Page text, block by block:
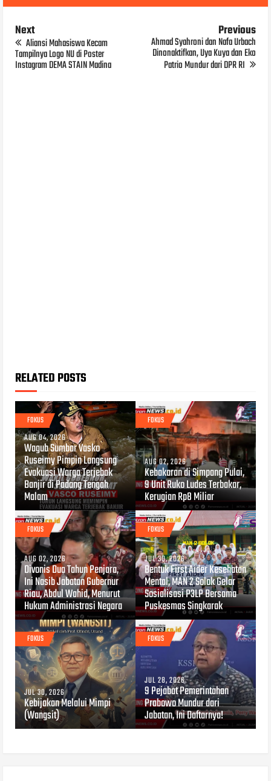
Next
Aliansi Mahasiswa Kecam
Tampilnya Logo NU di Poster
Instagram DEMA STAIN Madina
Previous
Ahmad Syahroni dan Nafa Urbach
Dinonaktifkan, Uya Kuya dan Eko
Patrio Mundur dari DPR RI
RELATED POSTS
FOKUS
AUG 04, 2026
Wagub Sumbar Vasko
Ruseimy Pimpin Langsung
Evakuasi Warga Terjebak
Banjir di Padang Tengah
Malam
FOKUS
AUG 02, 2026
Kebakaran di Simpang Pulai,
9 Unit Ruko Ludes Terbakar,
Kerugian Rp8 Miliar
FOKUS
AUG 02, 2026
Divonis Dua Tahun Penjara,
Ini Nasib Jabatan Gubernur
Riau, Abdul Wahid, Menurut
Hukum Administrasi Negara
FOKUS
JUL 30, 2026
Bentuk First Aider Kesehatan
Mental, MAN 2 Solok Gelar
Sosialisasi P3LP Bersama
Puskesmas Singkarak
FOKUS
JUL 30, 2026
Kebijakan Melalui Mimpi
(Wangsit)
FOKUS
JUL 28, 2026
9 Pejabat Pemerintahan
Prabowo Mundur dari
Jabatan, Ini Daftarnya!